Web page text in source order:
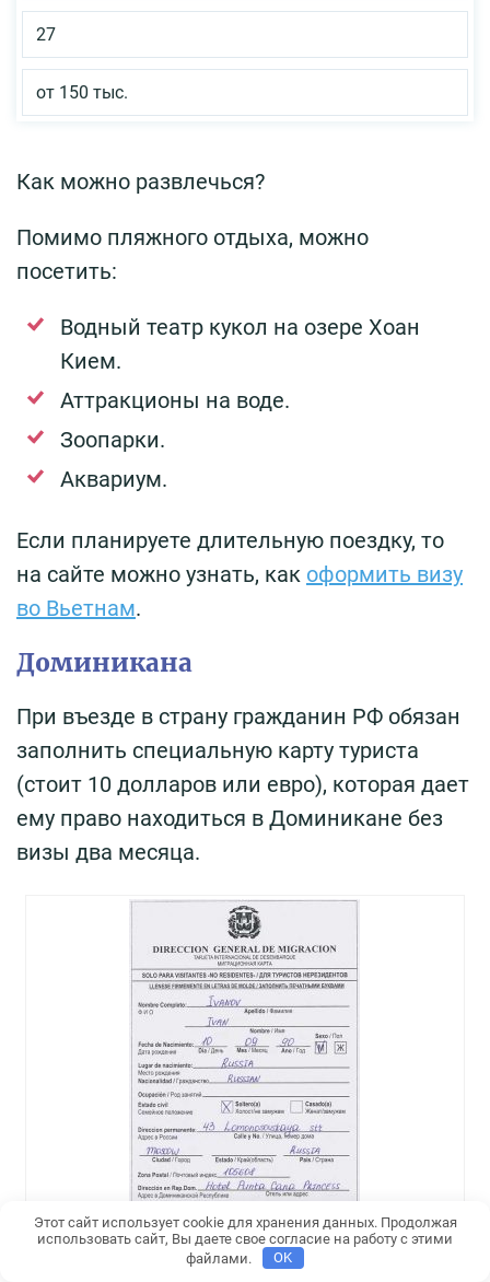
27
от 150 тыс.
Как можно развлечься?
Помимо пляжного отдыха, можно
посетить:
Водный театр кукол на озере Хоан
Кием.
Аттракционы на воде.
Зоопарки.
Аквариум.
Если планируете длительную поездку, то
на сайте можно узнать, как оформить визу
во Вьетнам.
Доминикана
При въезде в страну гражданин РФ обязан
заполнить специальную карту туриста
(стоит 10 долларов или евро), которая дает
ему право находиться в Доминикане без
визы два месяца.
Этот сайт использует cookie для хранения данных. Продолжая
использовать сайт, Вы даете свое согласие на работу с этими
файлами.
OK